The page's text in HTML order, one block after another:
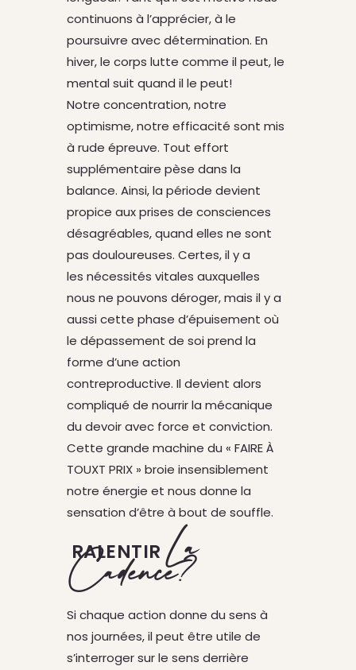
continuons à l’apprécier, à le
poursuivre avec détermination. En
hiver, le corps lutte comme il peut, le
mental suit quand il le peut!
Notre concentration, notre
optimisme, notre efficacité sont mis
à rude épreuve. Tout effort
supplémentaire pèse dans la
balance. Ainsi, la période devient
propice aux prises de consciences
désagréables, quand elles ne sont
pas douloureuses. Certes, il y a
les nécessités vitales auxquelles
nous ne pouvons déroger, mais il y a
aussi cette phase d’épuisement où
le dépassement de soi prend la
forme d’une action
contreproductive. Il devient alors
compliqué de nourrir la mécanique
du devoir avec force et conviction.
Cette grande machine du « FAIRE À
TOUXT PRIX » broie insensiblement
notre énergie et nous donne la
sensation d’être à bout de souffle.
RALENTIR La
Cadence?
Si chaque action donne du sens à
nos journées, il peut être utile de
s’interroger sur le sens derrière